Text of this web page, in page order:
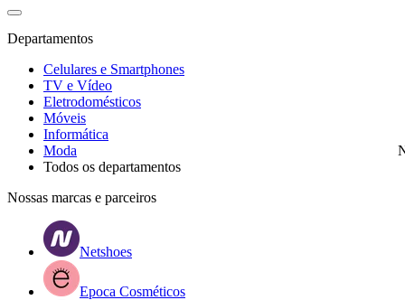
Departamentos
Celulares e Smartphones
TV e Vídeo
Eletrodomésticos
Móveis
Informática
Moda
Todos os departamentos
Nossas marcas e parceiros
Netshoes
Epoca Cosméticos